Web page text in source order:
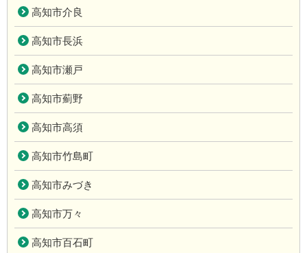
高知市介良
高知市長浜
高知市瀬戸
高知市薊野
高知市高須
高知市竹島町
高知市みづき
高知市万々
高知市百石町